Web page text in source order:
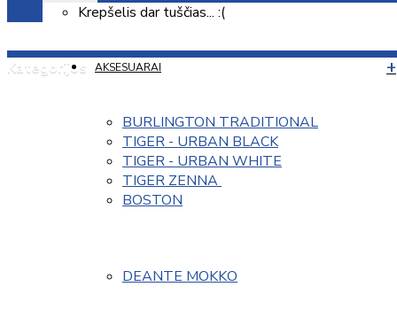
Krepšelis dar tuščias... :(
Kategorijos AKSESUARAI
BURLINGTON TRADITIONAL
TIGER - URBAN BLACK
TIGER - URBAN WHITE
TIGER ZENNA
BOSTON
DEANTE MOKKO